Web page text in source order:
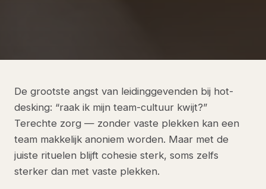
De grootste angst van leidinggevenden bij hot-
desking: “raak ik mijn team-cultuur kwijt?”
Terechte zorg — zonder vaste plekken kan een
team makkelijk anoniem worden. Maar met de
juiste rituelen blijft cohesie sterk, soms zelfs
sterker dan met vaste plekken.